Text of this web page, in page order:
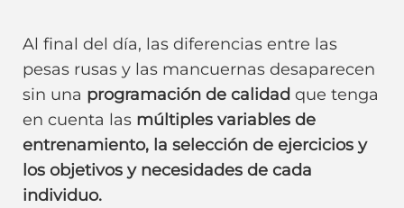
Al final del día, las diferencias entre las
pesas rusas y las mancuernas desaparecen
sin una programación de calidad que tenga
en cuenta las múltiples variables de
entrenamiento, la selección de ejercicios y
los objetivos y necesidades de cada
individuo.